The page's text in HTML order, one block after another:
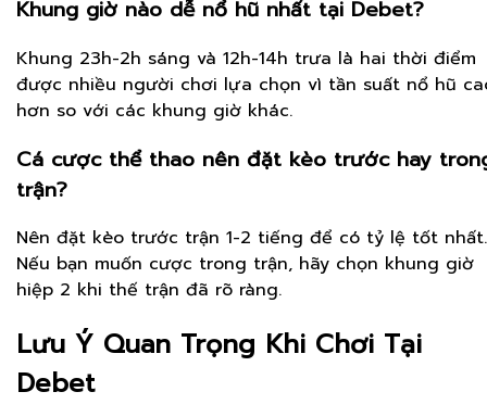
Khung giờ nào dễ nổ hũ nhất tại Debet?
Khung 23h-2h sáng và 12h-14h trưa là hai thời điểm
được nhiều người chơi lựa chọn vì tần suất nổ hũ
hơn so với các khung giờ khác.
Cá cược thể thao nên đặt kèo trước hay
trận?
Nên đặt kèo trước trận 1-2 tiếng để có tỷ lệ tốt nhất.
Nếu bạn muốn cược trong trận, hãy chọn khung giờ
hiệp 2 khi thế trận đã rõ ràng.
Lưu Ý Quan Trọng Khi Chơi Tại
Debet